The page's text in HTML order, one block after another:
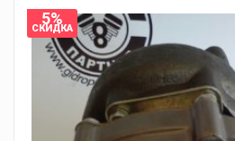
5%
СКИДКА